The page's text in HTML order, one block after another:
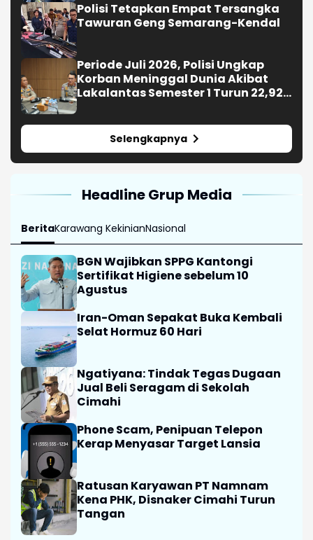
Polisi Tetapkan Empat Tersangka
Tawuran Geng Semarang-Kendal
Periode Juli 2026, Polisi Ungkap
Korban Meninggal Dunia Akibat
Lakalantas Semester 1 Turun 22,92
Selengkapnya
Headline Grup Media
BeritaKarawang KekinianNasional
BGN Wajibkan SPPG Kantongi
Sertifikat Higiene sebelum 10
Agustus
Iran-Oman Sepakat Buka Kembali
Selat Hormuz 60 Hari
Ngatiyana: Tindak Tegas Dugaan
Jual Beli Seragam di Sekolah
Cimahi
Phone Scam, Penipuan Telepon
Kerap Menyasar Target Lansia
Ratusan Karyawan PT Namnam
Kena PHK, Disnaker Cimahi Turun
Tangan